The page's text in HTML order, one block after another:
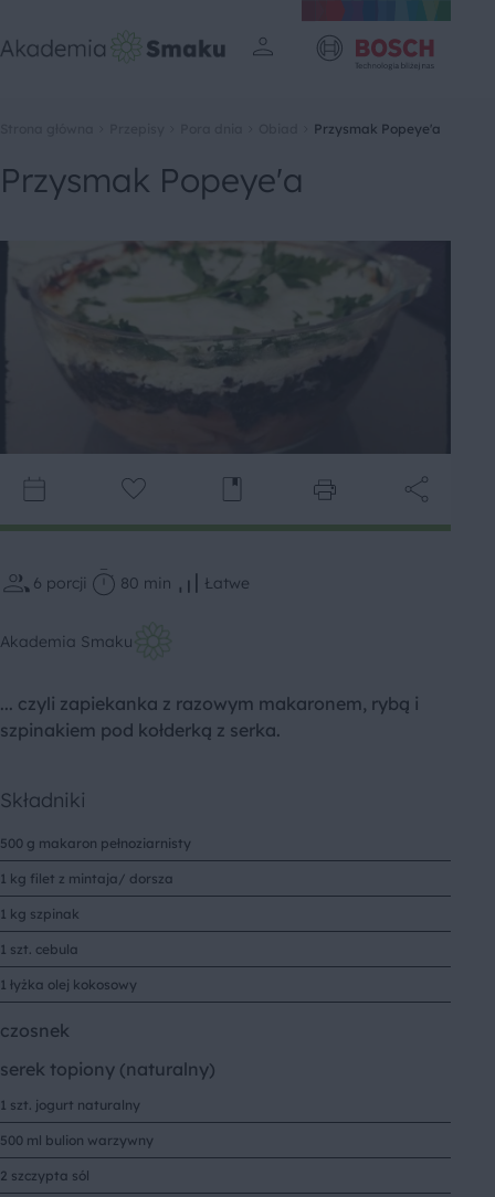
Przysmak Popeye'a
Przysmak Popeye'a
6 porcji 80 min Łatwe
Akademia Smaku
... czyli zapiekanka z razowym makaronem, rybą i
szpinakiem pod kołderką z serka.
Składniki
500 g makaron pełnoziarnisty
1 kg filet z mintaja/ dorsza
1 kg szpinak
1 szt. cebula
1 łyżka olej kokosowy
czosnek
serek topiony (naturalny)
1 szt. jogurt naturalny
500 ml bulion warzywny
2 szczypta sól